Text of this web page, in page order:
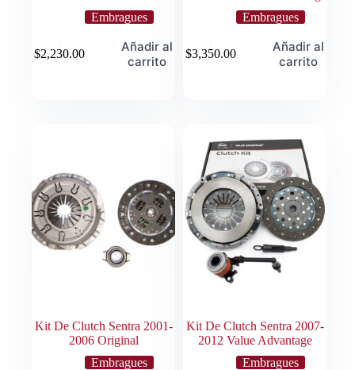
Embragues
$2,230.00
Añadir al
carrito
Embragues
$3,350.00
Añadir al
carrito
Kit De Clutch Sentra 2001-
2006 Original
Embragues
Kit De Clutch Sentra 2007-
2012 Value Advantage
Embragues